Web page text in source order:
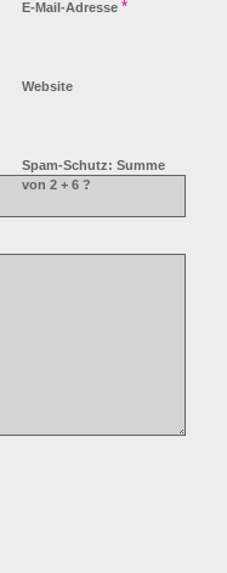
E-Mail-Adresse *
Website
Spam-Schutz: Summe
von 2 + 6 ?